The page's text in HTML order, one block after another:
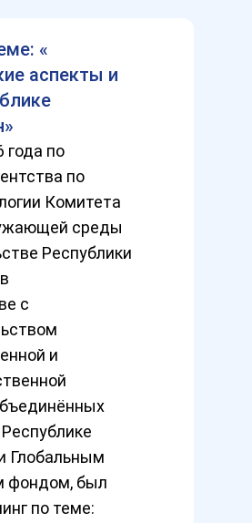
«
аспекты и
года по
по
Комитета
среды
Республики
с
и
Глобальным
фондом, был
по теме: